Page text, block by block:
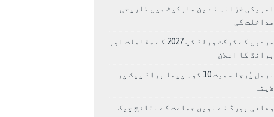
امریکی خزانہ نے ین مارکیٹ میں تاریخی
مداخلت کی
مردوں کے کرکٹ ورلڈ کپ 2027 کے مقامات اور
برانڈ کا اعلان
نرمل پُرجا سمیت 10 کوہ پیما براڈ پیک پر
لاپتہ
وفاقی بورڈ نے نویں جماعت کے نتائج چیک